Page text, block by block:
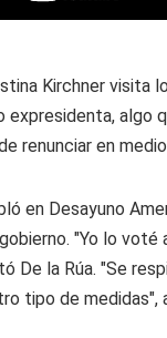
Kirchner visita
expresidenta, algo
renunciar en
en Desayuno
"Yo lo voté
De la Rúa. "Se
tipo de medidas",